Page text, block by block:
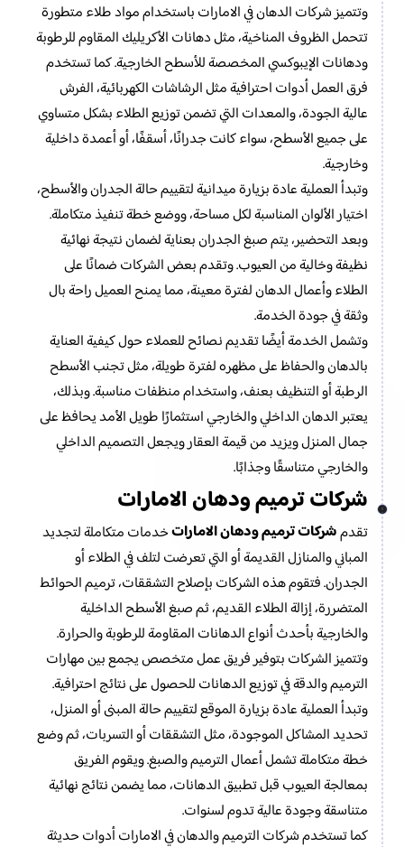
وتتميز شركات الدهان في الامارات باستخدام مواد طلاء متطورة
تتحمل الظروف المناخية، مثل دهانات الأكريليك المقاوم للرطوبة
ودهانات الإيبوكسي المخصصة للأسطح الخارجية. كما تستخدم
فرق العمل أدوات احترافية مثل الرشاشات الكهربائية، الفرش
عالية الجودة، والمعدات التي تضمن توزيع الطلاء بشكل متساوي
على جميع الأسطح، سواء كانت جدرانًا، أسقفًا، أو أعمدة داخلية
وخارجية.
وتبدأ العملية عادة بزيارة ميدانية لتقييم حالة الجدران والأسطح،
اختيار الألوان المناسبة لكل مساحة، ووضع خطة تنفيذ متكاملة.
وبعد التحضير، يتم صبغ الجدران بعناية لضمان نتيجة نهائية
نظيفة وخالية من العيوب. وتقدم بعض الشركات ضمانًا على
الطلاء وأعمال الدهان لفترة معينة، مما يمنح العميل راحة بال
وثقة في جودة الخدمة.
وتشمل الخدمة أيضًا تقديم نصائح للعملاء حول كيفية العناية
بالدهان والحفاظ على مظهره لفترة طويلة، مثل تجنب الأسطح
الرطبة أو التنظيف بعنف، واستخدام منظفات مناسبة. وبذلك،
يعتبر الدهان الداخلي والخارجي استثمارًا طويل الأمد يحافظ على
جمال المنزل ويزيد من قيمة العقار ويجعل التصميم الداخلي
والخارجي متناسقًا وجذابًا.
شركات ترميم ودهان الامارات
تقدمشركات ترميم ودهان الاماراتخدمات متكاملة لتجديد
المباني والمنازل القديمة أو التي تعرضت لتلف في الطلاء أو
الجدران. فتقوم هذه الشركات بإصلاح التشققات، ترميم الحوائط
المتضررة، إزالة الطلاء القديم، ثم صبغ الأسطح الداخلية
والخارجية بأحدث أنواع الدهانات المقاومة للرطوبة والحرارة.
وتتميز الشركات بتوفير فريق عمل متخصص يجمع بين مهارات
الترميم والدقة في توزيع الدهانات للحصول على نتائج احترافية.
وتبدأ العملية عادة بزيارة الموقع لتقييم حالة المبنى أو المنزل،
تحديد المشاكل الموجودة، مثل التشققات أو التسربات، ثم وضع
خطة متكاملة تشمل أعمال الترميم والصبغ. ويقوم الفريق
بمعالجة العيوب قبل تطبيق الدهانات، مما يضمن نتائج نهائية
متناسقة وجودة عالية تدوم لسنوات.
كما تستخدم شركات الترميم والدهان في الامارات أدوات حديثة